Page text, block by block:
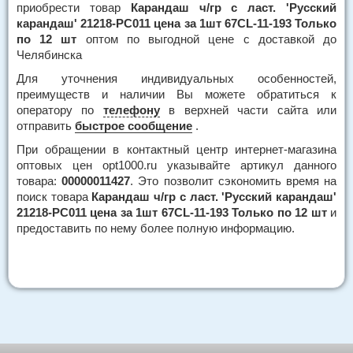
приобрести товар Карандаш ч/гр с ласт. 'Русский
карандаш' 21218-РС011 цена за 1шт 67CL-11-193 Только
по 12 шт оптом по выгодной цене с доставкой до
Челябинска
Для уточнения индивидуальных особенностей,
преимуществ и наличии Вы можете обратиться к
оператору по телефонув верхней части сайта или
отправить быстрое сообщение .
При обращении в контактный центр интернет-магазина
оптовых цен opt1000.ru указывайте артикул данного
товара:00000011427. Это позволит сэкономить время на
поиск товара Карандаш ч/гр с ласт. 'Русский карандаш'
21218-РС011 цена за 1шт 67CL-11-193 Только по 12 шти
предоставить по нему более полную информацию.